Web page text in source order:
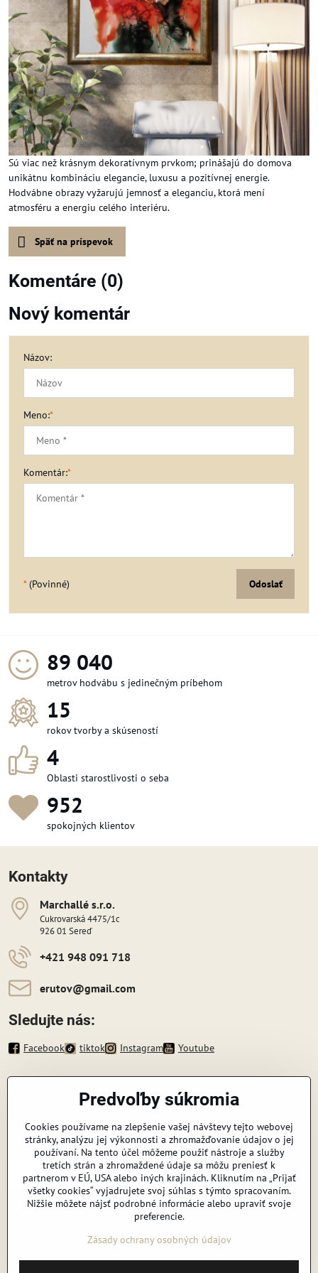
Sú viac než krásnym dekoratívnym prvkom; prinášajú do domova
unikátnu kombináciu elegancie, luxusu a pozitívnej energie.
Hodvábne obrazy vyžarujú jemnosť a eleganciu, ktorá mení
atmosféru a energiu celého interiéru.
Späť na príspevok
Komentáre (0)
Nový komentár
Názov:
Meno:*
Komentár:*
*(Povinné) Odoslať
100 488
metrov hodvábu s jedinečným príbehom
15
rokov tvorby a skúseností
4
Oblasti starostlivosti o seba
1 071
spokojných klientov
Kontakty
Marchallé s​​.r​​.o​​.
Cukrovarská 4475/1c
926 01 Sereď
+421 948 091 718
erutov​@gmail​.com
Sledujte nás:
Facebook tiktok Instagram Youtube
Zavoláme vám späť
Váš telefón*
Predvoľby súkromia
Cookies používame na zlepšenie vašej návštevy tejto webovej
stránky, analýzu jej výkonnosti a zhromažďovanie údajov o jej
používaní. Na tento účel môžeme použiť nástroje a služby
tretích strán a zhromaždené údaje sa môžu preniesť k
partnerom v EÚ, USA alebo iných krajinách. Kliknutím na „Prijať
všetky cookies“ vyjadrujete svoj súhlas s týmto spracovaním.
Nižšie môžete nájsť podrobné informácie alebo upraviť svoje
preferencie.
Zásady ochrany osobných údajov